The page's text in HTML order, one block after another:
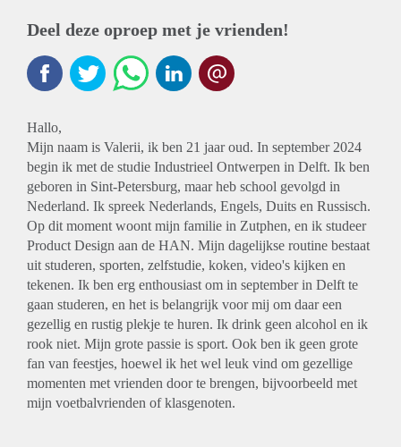
Deel deze oproep met je vrienden!
Hallo,
Mijn naam is Valerii, ik ben 21 jaar oud. In september 2024
begin ik met de studie Industrieel Ontwerpen in Delft. Ik ben
geboren in Sint-Petersburg, maar heb school gevolgd in
Nederland. Ik spreek Nederlands, Engels, Duits en Russisch.
Op dit moment woont mijn familie in Zutphen, en ik studeer
Product Design aan de HAN. Mijn dagelijkse routine bestaat
uit studeren, sporten, zelfstudie, koken, video's kijken en
tekenen. Ik ben erg enthousiast om in september in Delft te
gaan studeren, en het is belangrijk voor mij om daar een
gezellig en rustig plekje te huren. Ik drink geen alcohol en ik
rook niet. Mijn grote passie is sport. Ook ben ik geen grote
fan van feestjes, hoewel ik het wel leuk vind om gezellige
momenten met vrienden door te brengen, bijvoorbeeld met
mijn voetbalvrienden of klasgenoten.